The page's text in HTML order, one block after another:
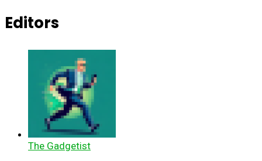
Editors
The Gadgetist